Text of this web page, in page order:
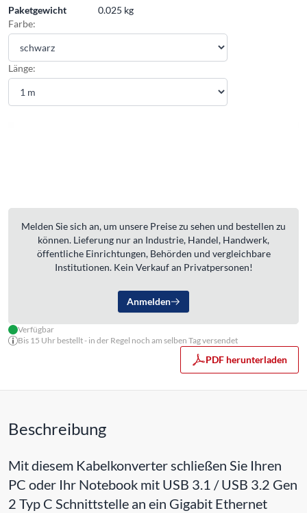
Paketgewicht
0.025 kg
Farbe:
Länge:
Melden Sie sich an, um unsere Preise zu sehen und bestellen zu
können. Lieferung nur an Industrie, Handel, Handwerk,
öffentliche Einrichtungen, Behörden und vergleichbare
Institutionen. Kein Verkauf an Privatpersonen!
Anmelden
Verfügbar
Bis 15 Uhr bestellt - in der Regel noch am selben Tag versendet
PDF herunterladen
Beschreibung
Mit diesem Kabelkonverter schließen Sie Ihren
PC oder Ihr Notebook mit USB 3.1 / USB 3.2 Gen
2 Typ C Schnittstelle an ein Gigabit Ethernet